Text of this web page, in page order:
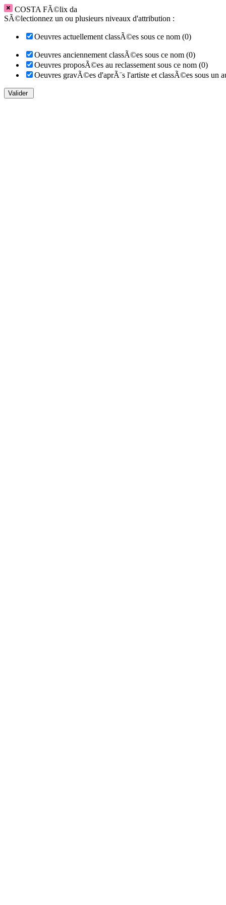
COSTA FÃ©lix da
SÃ©lectionnez un ou plusieurs niveaux d'attribution :
Oeuvres actuellement classÃ©es sous ce nom (0)
Oeuvres anciennement classÃ©es sous ce nom (0)
Oeuvres proposÃ©es au reclassement sous ce nom (0)
Oeuvres gravÃ©es d'aprÃ¨s l'artiste et classÃ©es sous un
Valider